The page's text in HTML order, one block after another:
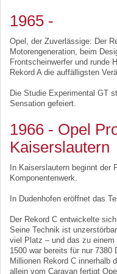
1965 -
Opel, der Zuverlässige: Der
Motorengeneration, beim
Frontscheinwerfer und runde
Rekord A die auffälligsten
Die Studie Experimental GT
Sensation gefeiert.
1966 - Opel
Kaiserslautern
In Kaiserslautern beginnt der
Komponentenwerk.
In Dudenhofen eröffnet das
Der Rekord C entwickelte
Seine Technik ist
viel Platz – und das zu
1500 war bereits für nur
Millionen Rekord C innerhalb
allein vom Caravan fertigt